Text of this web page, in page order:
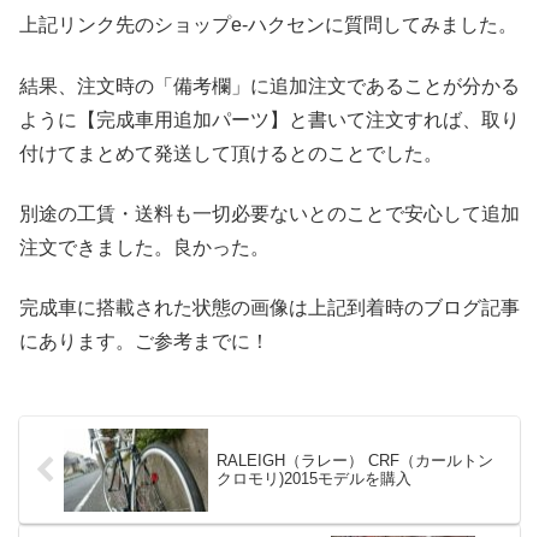
上記リンク先のショップe-ハクセンに質問してみました。
結果、注文時の「備考欄」に追加注文であることが分かる
ように【完成車用追加パーツ】と書いて注文すれば、取り
付けてまとめて発送して頂けるとのことでした。
別途の工賃・送料も一切必要ないとのことで安心して追加
注文できました。良かった。
完成車に搭載された状態の画像は上記到着時のブログ記事
にあります。ご参考までに！
RALEIGH（ラレー） CRF（カールトン
クロモリ)2015モデルを購入